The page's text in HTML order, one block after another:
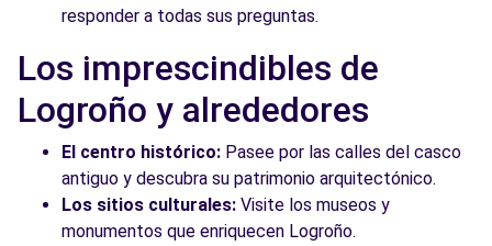
responder a todas sus preguntas.
Los imprescindibles de
Logroño y alrededores
El centro histórico: Pasee por las calles del casco
antiguo y descubra su patrimonio arquitectónico.
Los sitios culturales: Visite los museos y
monumentos que enriquecen Logroño.